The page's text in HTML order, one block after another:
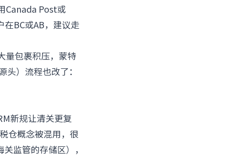
Canada Post或
BC或AB，建议走
量包裹积压，蒙特
）流程也改了：
新规让清关更复
仓概念被混用，很
监管的存储区），